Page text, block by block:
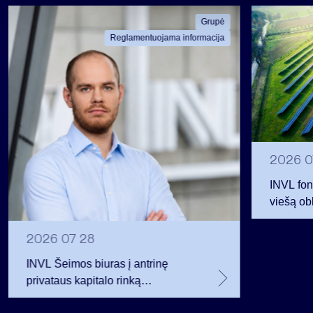
Grupė
Reglamentuojama informacija
2026 07 28
INVL Šeimos biuras į antrinę
privataus kapitalo rinką
investuojantį fondą pritraukė 17,4
2026
INVL
viešą
12 mln.